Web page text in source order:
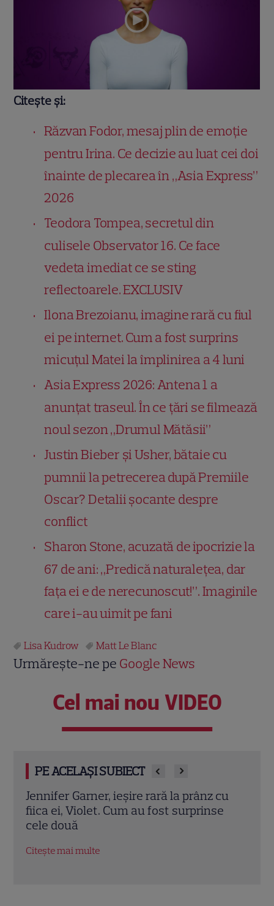
Citește și:
Răzvan Fodor, mesaj plin de emoție
pentru Irina. Ce decizie au luat cei doi
înainte de plecarea în „Asia Express”
2026
Teodora Tompea, secretul din
culisele Observator 16. Ce face
vedeta imediat ce se sting
reflectoarele. EXCLUSIV
Ilona Brezoianu, imagine rară cu fiul
ei pe internet. Cum a fost surprins
micuțul Matei la împlinirea a 4 luni
Asia Express 2026: Antena 1 a
anunțat traseul. În ce țări se filmează
noul sezon „Drumul Mătăsii”
Justin Bieber și Usher, bătaie cu
pumnii la petrecerea după Premiile
Oscar? Detalii șocante despre
conflict
Sharon Stone, acuzată de ipocrizie la
67 de ani: „Predică naturalețea, dar
fața ei e de nerecunoscut!”. Imaginile
care i-au uimit pe fani
Lisa Kudrow Matt Le Blanc
Urmărește-ne pe Google News
Cel mai nou VIDEO
PE ACELAȘI SUBIECT
Eren Kasikci, fost câștigător MasterChef
Turcia, a murit la 37 de ani. Bucătarul a
fost găsit fără viață în locuința sa
Citește mai multe